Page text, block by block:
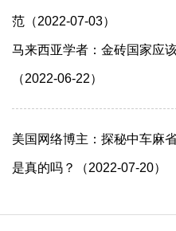
范（2022-07-03）
马来西亚学者：金砖国家应
（2022-06-22）
美国网络博主：探秘中车麻
是真的吗？（2022-07-20）